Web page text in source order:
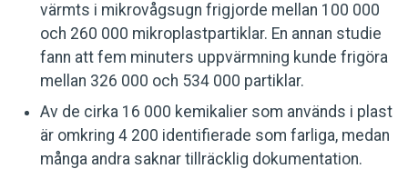
värmts i mikrovågsugn frigjorde mellan 100 000
och 260 000 mikroplastpartiklar. En annan studie
fann att fem minuters uppvärmning kunde frigöra
mellan 326 000 och 534 000 partiklar.
Av de cirka 16 000 kemikalier som används i plast
är omkring 4 200 identifierade som farliga, medan
många andra saknar tillräcklig dokumentation.